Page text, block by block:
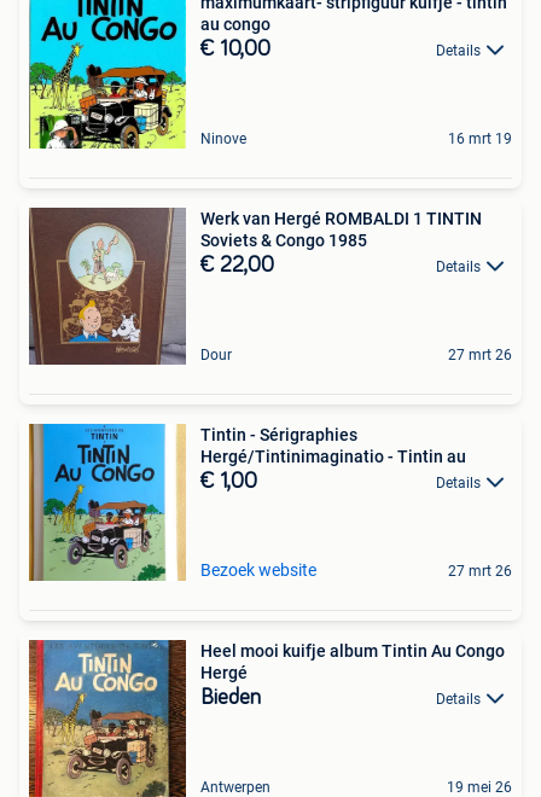
au congo
€ 10,00 Details
Ninove 16 mrt 19
Werk van Hergé ROMBALDI 1 TINTIN
Soviets & Congo 1985
€ 22,00 Details
Dour 27 mrt 26
Tintin - Sérigraphies
Hergé/Tintinimaginatio - Tintin au
€ 1,00 Details
Bezoek website 27 mrt 26
Heel mooi kuifje album Tintin Au Congo
Hergé
Bieden Details
Antwerpen 19 mei 26